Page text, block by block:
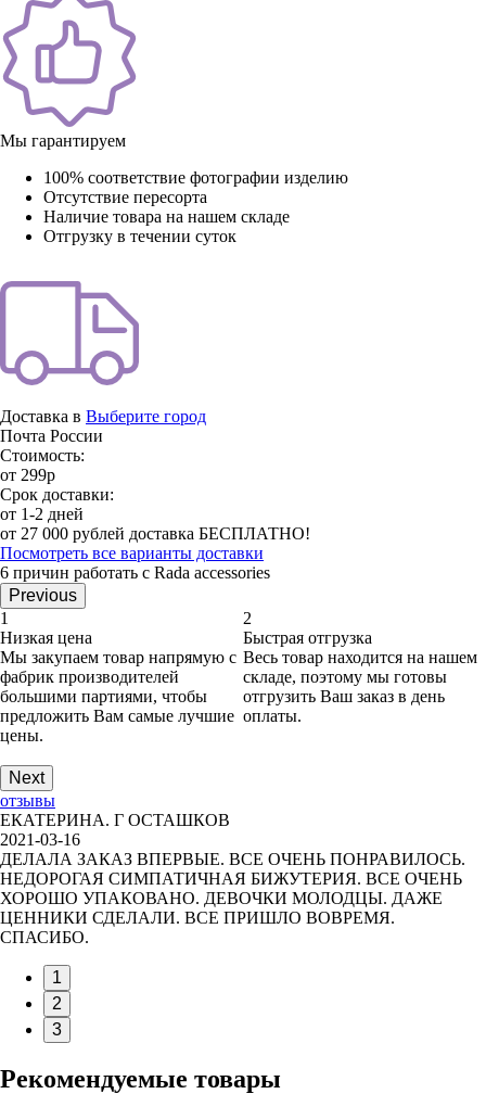
Мы гарантируем
100% соответствие фотографии изделию
Отсутствие пересорта
Наличие товара на нашем складе
Отгрузку в течении суток
Доставка в Выберите город
Почта России
Стоимость:
от 299р
Срок доставки:
от 1-2 дней
от 27 000 рублей доставка БЕСПЛАТНО!
Посмотреть все варианты доставки
6 причин работать с Rada accessories
Previous
1
Низкая цена
Мы закупаем товар напрямую с
фабрик производителей
большими партиями, чтобы
предложить Вам самые лучшие
цены.
2
Быстрая отгрузка
Весь товар находится на нашем
складе, поэтому мы готовы
отгрузить Ваш заказ в день
оплаты.
Next
отзывы
ЕКАТЕРИНА. Г ОСТАШКОВ
2021-03-16
ДЕЛАЛА ЗАКАЗ ВПЕРВЫЕ. ВСЕ ОЧЕНЬ ПОНРАВИЛОСЬ.
НЕДОРОГАЯ СИМПАТИЧНАЯ БИЖУТЕРИЯ. ВСЕ ОЧЕНЬ
ХОРОШО УПАКОВАНО. ДЕВОЧКИ МОЛОДЦЫ. ДАЖЕ
ЦЕННИКИ СДЕЛАЛИ. ВСЕ ПРИШЛО ВОВРЕМЯ.
СПАСИБО.
1
2
3
Рекомендуемые товары